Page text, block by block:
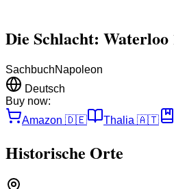
Die Schlacht: Waterloo
SachbuchNapoleon
Deutsch
Buy now:
Amazon 🇩🇪 Thalia 🇦🇹
Historische Orte